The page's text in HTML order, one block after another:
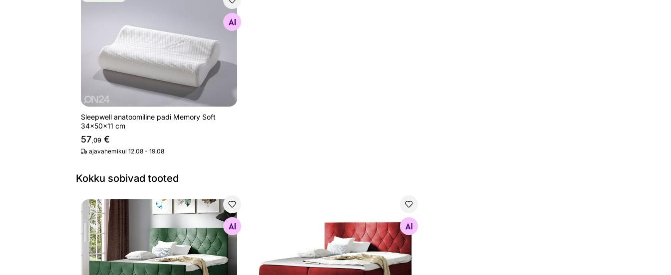
Sleepwell anatoomiline padi Memory Soft 34x50x11 cm
Sleepwell anatoomiline padi Memory Soft
34x50x11 cm
57,09 €
ajavahemikul 12.08 - 19.08
Kokku sobivad tooted
Kontinentaalvoodi Montana
Otsi sarnaseid Otsi sarnaseid